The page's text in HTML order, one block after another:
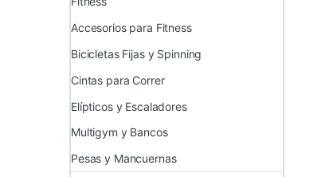
Accesorios para Fitness
Bicicletas Fijas y Spinning
Cintas para Correr
Elípticos y Escaladores
Multigym y Bancos
Pesas y Mancuernas